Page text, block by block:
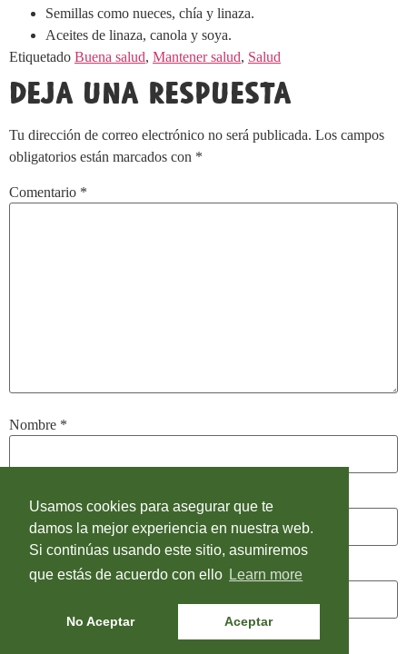
Usamos cookies para asegurar que te
damos la mejor experiencia en nuestra web.
Si continúas usando este sitio, asumiremos
que estás de acuerdo con ello Learn more
No Aceptar Aceptar
Semillas como nueces, chía y linaza.
Aceites de linaza, canola y soya.
Etiquetado Buena salud, Mantener salud, Salud
Deja una respuesta
Tu dirección de correo electrónico no será publicada. Los campos
obligatorios están marcados con *
Comentario *
Nombre *
Correo electrónico*
Web